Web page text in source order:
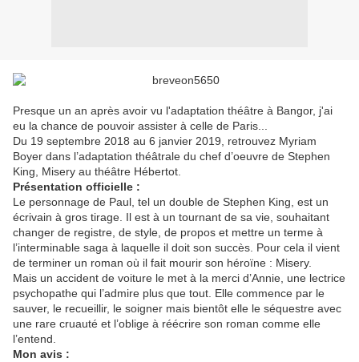
Presque un an après avoir vu l'adaptation théâtre à Bangor, j'ai
eu la chance de pouvoir assister à celle de Paris...
Du 19 septembre 2018 au 6 janvier 2019, retrouvez Myriam
Boyer dans l’adaptation théâtrale du chef d’oeuvre de Stephen
King, Misery au théâtre Hébertot.
Présentation officielle :
Le personnage de Paul, tel un double de Stephen King, est un
écrivain à gros tirage. Il est à un tournant de sa vie, souhaitant
changer de registre, de style, de propos et mettre un terme à
l’interminable saga à laquelle il doit son succès. Pour cela il vient
de terminer un roman où il fait mourir son héroïne : Misery.
Mais un accident de voiture le met à la merci d’Annie, une lectrice
psychopathe qui l’admire plus que tout. Elle commence par le
sauver, le recueillir, le soigner mais bientôt elle le séquestre avec
une rare cruauté et l’oblige à réécrire son roman comme elle
l’entend.
Mon avis :